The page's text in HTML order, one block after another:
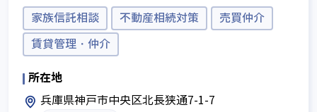
家族信託相談 不動産相続対策
売買仲介
賃貸管理・仲介
所在地
兵庫県神戸市中央区北長狭通7-1-7